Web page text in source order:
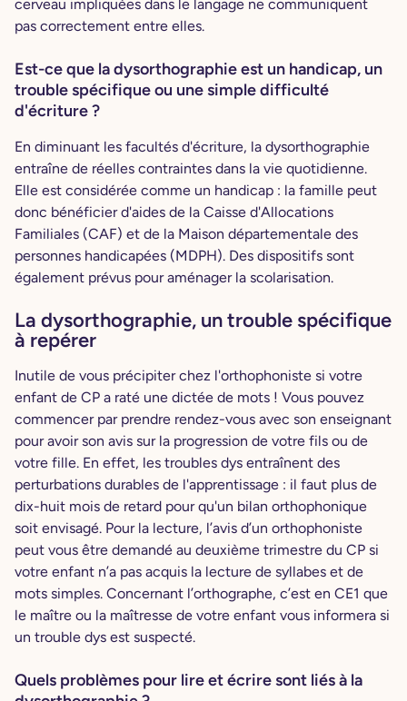
cerveau impliquées dans le langage ne communiquent
pas correctement entre elles.
Est-ce que la dysorthographie est un handicap, un
trouble spécifique ou une simple difficulté
d'écriture ?
En diminuant les facultés d'écriture, la dysorthographie
entraîne de réelles contraintes dans la vie quotidienne.
Elle est considérée comme un handicap : la famille peut
donc bénéficier d'aides de la Caisse d'Allocations
Familiales (CAF) et de la Maison départementale des
personnes handicapées (MDPH). Des dispositifs sont
également prévus pour aménager la scolarisation.
La dysorthographie, un trouble spécifique
à repérer
Inutile de vous précipiter chez l'orthophoniste si votre
enfant de CP a raté une dictée de mots ! Vous pouvez
commencer par prendre rendez-vous avec son enseignant
pour avoir son avis sur la progression de votre fils ou de
votre fille. En effet, les troubles dys entraînent des
perturbations durables de l'apprentissage : il faut plus de
dix-huit mois de retard pour qu'un bilan orthophonique
soit envisagé. Pour la lecture, l’avis d’un orthophoniste
peut vous être demandé au deuxième trimestre du CP si
votre enfant n’a pas acquis la lecture de syllabes et de
mots simples. Concernant l’orthographe, c’est en CE1 que
le maître ou la maîtresse de votre enfant vous informera si
un trouble dys est suspecté.
Quels problèmes pour lire et écrire sont liés à la